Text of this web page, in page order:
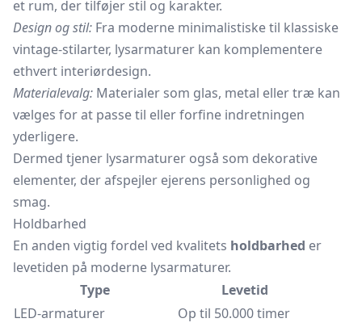
et rum, der tilføjer stil og karakter.
Design og stil: Fra moderne minimalistiske til klassiske
vintage-stilarter, lysarmaturer kan komplementere
ethvert interiørdesign.
Materialevalg: Materialer som glas, metal eller træ kan
vælges for at passe til eller forfine indretningen
yderligere.
Dermed tjener lysarmaturer også som dekorative
elementer, der afspejler ejerens personlighed og
smag.
Holdbarhed
En anden vigtig fordel ved kvalitets holdbarhed er
levetiden på moderne lysarmaturer.
Type
Levetid
LED-armaturer
Op til 50.000 timer